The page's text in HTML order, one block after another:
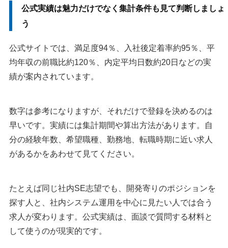
公式実績は魅力だけでなく集計条件も見て判断しましょ
う
公式サイトでは、満足度94％、入社後定着率約95％、平
均年収の前職比約120％、内定平均日数約20日などの実
績が案内されています。
数字は参考になりますが、それだけで登録を決めるのは
早いです。実績には集計期間や算出方法があります。自
分の経験年数、希望職種、勤務地、転職時期に近い求人
があるかをあわせて見てください。
たとえば同じ社内SE志望でも、開発寄りのポジションを
探す人と、社内システム運用を中心に見たい人では合う
求人が変わります。公式実績は、面談で質問する材料と
して使うのが現実的です。